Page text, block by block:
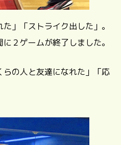
」「ストライク出した」。
２ゲームが終了しました。
の人と友達になれた」「応